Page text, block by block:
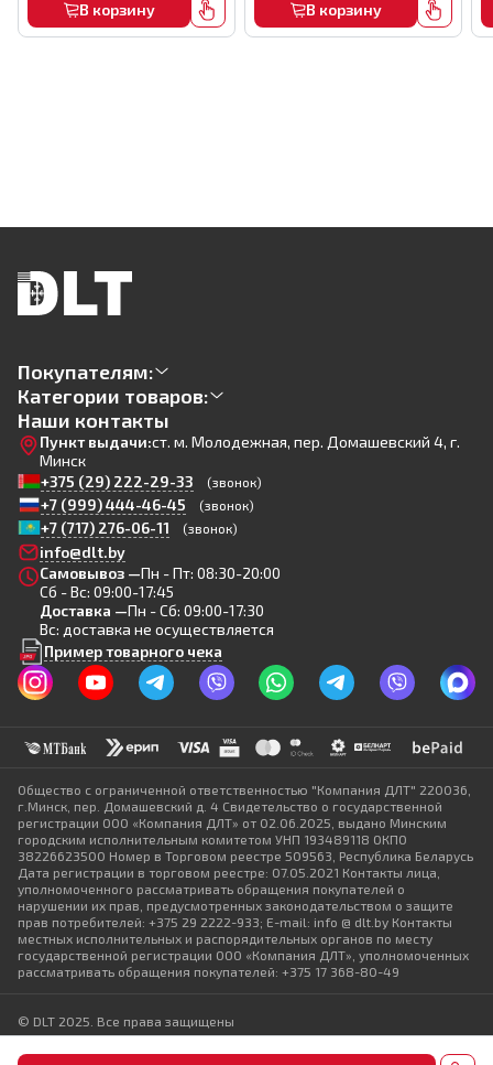
В корзину В корзину
Покупателям:
Категории товаров:
Наши контакты
Пункт выдачи:ст. м. Молодежная, пер. Домашевский 4, г.
Минск
+375 (29) 222-29-33
(звонок)
+7 (999) 444-46-45 (звонок)
+7 (717) 276-06-11 (звонок)
info@dlt.by
Самовывоз —Пн - Пт: 08:30-20:00
Сб - Вс: 09:00-17:45
Доставка —Пн - Сб: 09:00-17:30
Вс: доставка не осуществляется
Пример товарного чека
Общество с ограниченной ответственностью "Компания ДЛТ" 220036,
г.Минск, пер. Домашевский д. 4 Свидетельство о государственной
регистрации ООО «Компания ДЛТ» от 02.06.2025, выдано Минским
городским исполнительным комитетом УНП 193489118 ОКПО
38226623500 Номер в Торговом реестре 509563, Республика Беларусь
Дата регистрации в торговом реестре: 07.05.2021 Контакты лица,
уполномоченного рассматривать обращения покупателей о
нарушении их прав, предусмотренных законодательством о защите
прав потребителей: +375 29 2222-933; E-mail: info @ dlt.by Контакты
местных исполнительных и распорядительных органов по месту
государственной регистрации ООО «Компания ДЛТ», уполномоченных
рассматривать обращения покупателей: +375 17 368-80-49
© DLT 2025. Все права защищены
Политика конфиденциальности
Выбор настроек Cookie